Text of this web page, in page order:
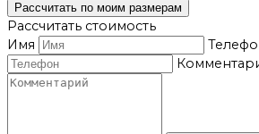
Рассчитать по моим размерам
Рассчитать стоимость
Имя